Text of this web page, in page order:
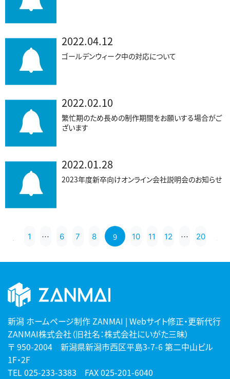
2022.04.12
ゴールデンウィーク中の対応について
2022.02.10
繁忙期のため長めの制作期間をお願いする場合がご
ざいます
2022.01.28
2023年度新卒向けオンライン会社説明会のお知らせ
1 … 6 7 8 9 10 11 12 … 20
新潟 ホームページ制作 ZANMAI | Webサイト修正・更新代行
ZANMAI株式会社（旧社名：株式会社にいがた三昧）
〒 950-2004 新潟県新潟市西区平島3-7-6 第二中山ビル
1F・2F
TEL025-233-3383 FAX 025-201-6040